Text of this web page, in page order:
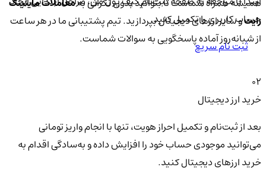
رایتو سایر ارزهای دیجیتال بپردازید. تیم پشتیبانی ما در هر ساعت
از شبانه‌روز آماده پاسخگویی به سوالات شماست.
حساب کاربری را تکمیل کنید.
ثبت نام سریع
02
خرید ارز دیجیتال
بعد از ثبت‌نام و تکمیل احراز هویت، تنها با انجام واریز تومانی
می‌توانید موجودی حساب خود را افزایش داده و به‌سادگی اقدام به
خرید ارزهای دیجیتال کنید.